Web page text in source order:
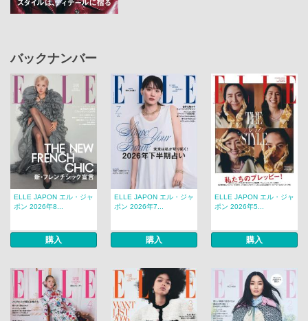
バックナンバー
ELLE JAPON エル・ジャ
ポン 2026年8...
購入
ELLE JAPON エル・ジャ
ポン 2026年7...
購入
ELLE JAPON エル・ジャ
ポン 2026年5...
購入